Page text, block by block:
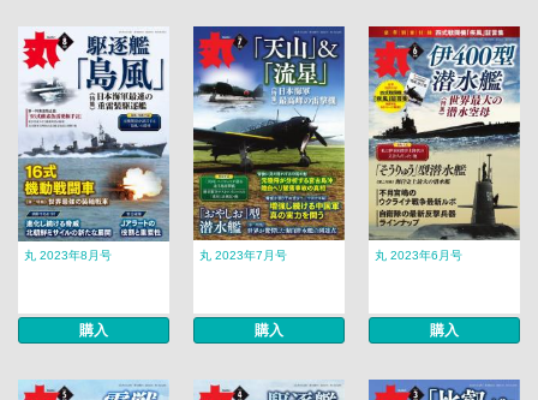
丸 2023年8月号
購入
丸 2023年7月号
購入
丸 2023年6月号
購入